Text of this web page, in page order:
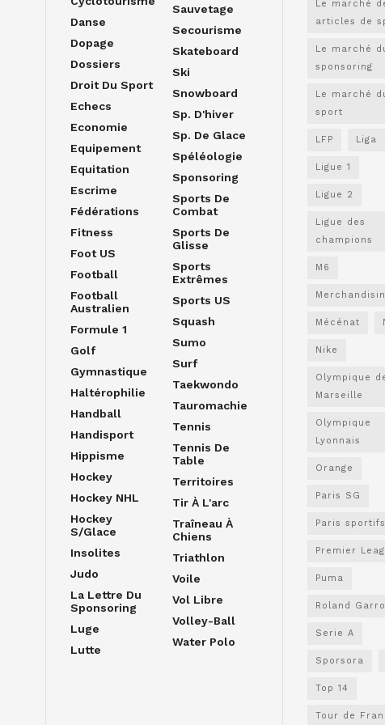
Danse
Dopage
Dossiers
Droit Du Sport
Echecs
Economie
Equipement
Equitation
Escrime
Fédérations
Fitness
Foot US
Football
Football
Australien
Formule 1
Golf
Gymnastique
Haltérophilie
Handball
Handisport
Hippisme
Hockey
Hockey NHL
Hockey
S/glace
Insolites
Judo
La Lettre Du
Sponsoring
Luge
Lutte
Sauvetage
Secourisme
Skateboard
Ski
Snowboard
Sp. D'hiver
Sp. De Glace
Spéléologie
Sponsoring
Sports De
Combat
Sports De
Glisse
Sports
Extrêmes
Sports US
Squash
Sumo
Surf
Taekwondo
Tauromachie
Tennis
Tennis De
Table
Territoires
Tir À L'arc
Traîneau À
Chiens
Triathlon
Voile
Vol Libre
Volley-Ball
Water Polo
Le marché
articles de
Le marché
sponsoring
Le marché
sport
LFP Liga
Ligue 1
Ligue 2
Ligue des
champions
M6
Mécénat
Nike
Olympique
Marseille
Olympique
Lyonnais
Orange
Paris SG
Paris sportifs
Premier
Puma
Roland
Serie A
Sporsora
Top 14
Tour de